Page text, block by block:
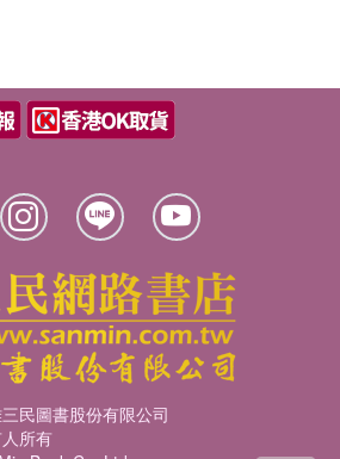
民圖書股份有限公司
所有